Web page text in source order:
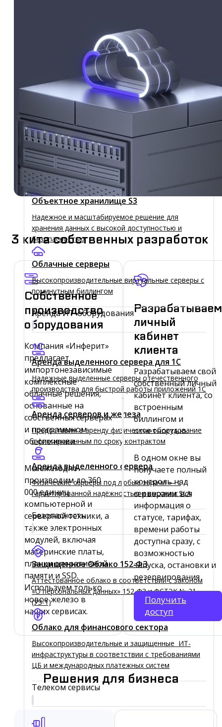
Выделенный хост виртуализации в облаке
Инферит без переподписки и «соседей»
Прерываемые виртуальные машины
Экономичное решение: запускайте и
останавливайте виртуальные ресурсы по мере
Кластеры Kubernetes
Kubernetes упрощает развёртывание,
масштабирование и обслуживание контейнерной
инфраструктуры
Объектное хранилище S3
Надежное и масштабируемое решение для
хранения данных с высокой доступностью и
безопасностью
Облачные серверы
Высокопроизводительные виртуальные серверы c
поминутным биллингом
Аренда ИТ-оборудования
Аренда выделенного сервера для 1C
Надежные выделенные серверы отечественного
производства для быстрой работы приложений 1С
Аренда серверов и железа
Предоставим в аренду физическое оборудование
с фиксированным по сроку контрактом
Аренда выделенного сервера
Физические серверы под любые задачи — с
гарантированной надёжностью и высоким SLA
Безопасность
Защищенное Облако 152‑ФЗ
Аттестованное облако в соответствии с законом
«О персональных данных» 152-ФЗ и ФСТЭК № 21
(УЗ-1)
Облако для финансового сектора
Высокопроизводительные и защищенные ИТ-
инфраструктуры в соответствии с требованиями
ЦБ и международных платежных систем
Телеком сервисы
3 кита собственных разработок
Разрабатываем
личный
кабинет
клиента
Разрабатываем свой
собственный личный
кабинет клиента, со
встроенным
биллингом и
отчетностью.
В одном окне вы
получаете полный
контроль над
серверами: вся
информация о
статусе, тарифах,
времени работы
доступна сразу, с
возможностью
запуска, остановки и
резервирования
Получить
доступ
Собственное
производство
оборудования
Компания «Инферит»
предлагает
импортонезависимые
комплексные
облачные решения,
основанные на
собственных серверах
и программном
обеспечении.
Мы ежегодно
производим до 360
000 единиц
компьютерной и
серверной техники, а
также электронных
модулей, включая
материнские платы,
планки оперативной
памяти и SSD.
Используем только
новое железо в
наших сервисах.
Решения для бизнеса